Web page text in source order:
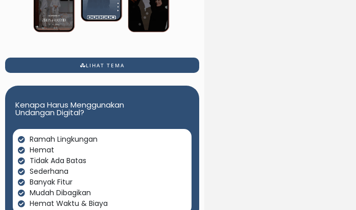
LIHAT TEMA
Kenapa Harus Menggunakan
Undangan Digital?
Ramah Lingkungan
Hemat
Tidak Ada Batas
Sederhana
Banyak Fitur
Mudah Dibagikan
Hemat Waktu & Biaya